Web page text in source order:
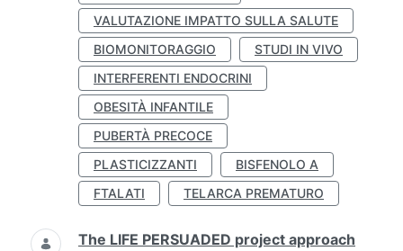
VALUTAZIONE IMPATTO SULLA SALUTE
BIOMONITORAGGIO
STUDI IN VIVO
INTERFERENTI ENDOCRINI
OBESITÀ INFANTILE
PUBERTÀ PRECOCE
PLASTICIZZANTI
BISFENOLO A
FTALATI
TELARCA PREMATURO
The LIFE PERSUADED project approach